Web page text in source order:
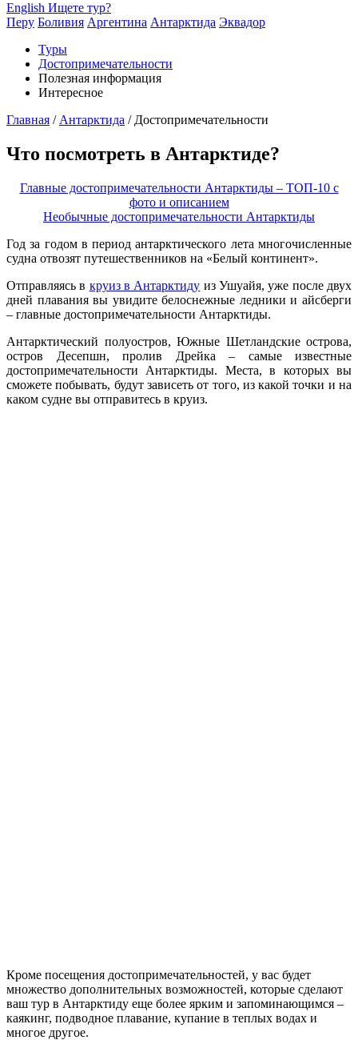
English Ищете тур?
Перу Боливия Аргентина Антарктида Эквадор
Туры
Достопримечательности
Полезная информация
Интересное
Главная / Антарктида / Достопримечательности
Что посмотреть в Антарктиде?
Главные достопримечательности Антарктиды – ТОП-10 с
фото и описанием
Необычные достопримечательности Антарктиды
Год за годом в период антарктического лета многочисленные
судна отвозят путешественников на «Белый континент».
Отправляясь в круиз в Антарктиду из Ушуайя, уже после двух
дней плавания вы увидите белоснежные ледники и айсберги
– главные достопримечательности Антарктиды.
Антарктический полуостров, Южные Шетландские острова,
остров Десепшн, пролив Дрейка – самые известные
достопримечательности Антарктиды. Места, в которых вы
сможете побывать, будут зависеть от того, из какой точки и на
каком судне вы отправитесь в круиз.
Кроме посещения достопримечательностей, у вас будет
множество дополнительных возможностей, которые сделают
ваш тур в Антарктиду еще более ярким и запоминающимся –
каякинг, подводное плавание, купание в теплых водах и
многое другое.